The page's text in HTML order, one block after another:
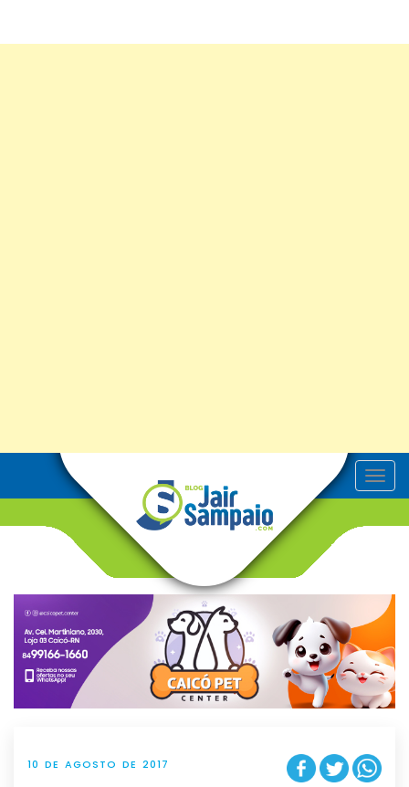
T
o
v
g
t
i
o
n
10 DE AGOSTO DE 2017